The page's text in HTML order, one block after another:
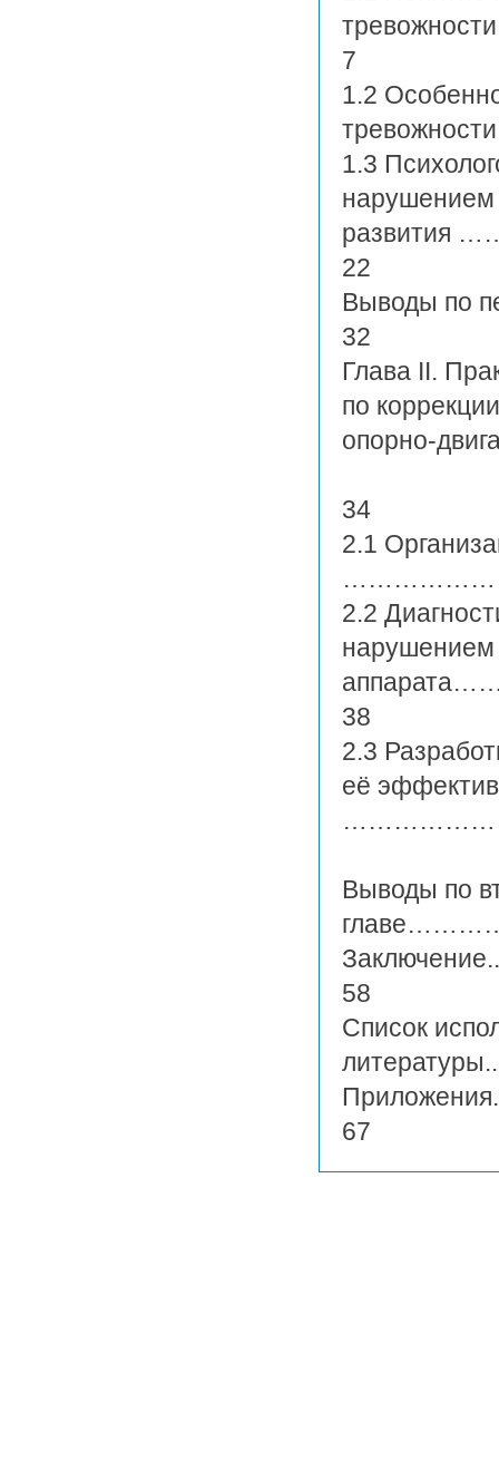
7
1.2
1.3
нарушением
развития
22
Выводы
32
Глава II.
по
опорно-
34
2.1
2.2
нарушением
38
2.3
её
Выводы по
58
Список
67